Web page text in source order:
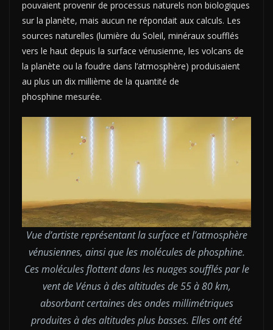
pouvaient provenir de processus naturels non biologiques
sur la planète, mais aucun ne répondait aux calculs. Les
sources naturelles (lumière du Soleil, minéraux soufflés
vers le haut depuis la surface vénusienne, les volcans de
la planète ou la foudre dans l’atmosphère) produisaient
au plus un dix millième de la quantité de
phosphine mesurée.
Vue d’artiste représentant la surface et l’atmosphère
vénusiennes, ainsi que les molécules de phosphine.
Ces molécules flottent dans les nuages soufflés par le
vent de Vénus à des altitudes de 55 à 80 km,
absorbant certaines des ondes millimétriques
produites à des altitudes plus basses. Elles ont été